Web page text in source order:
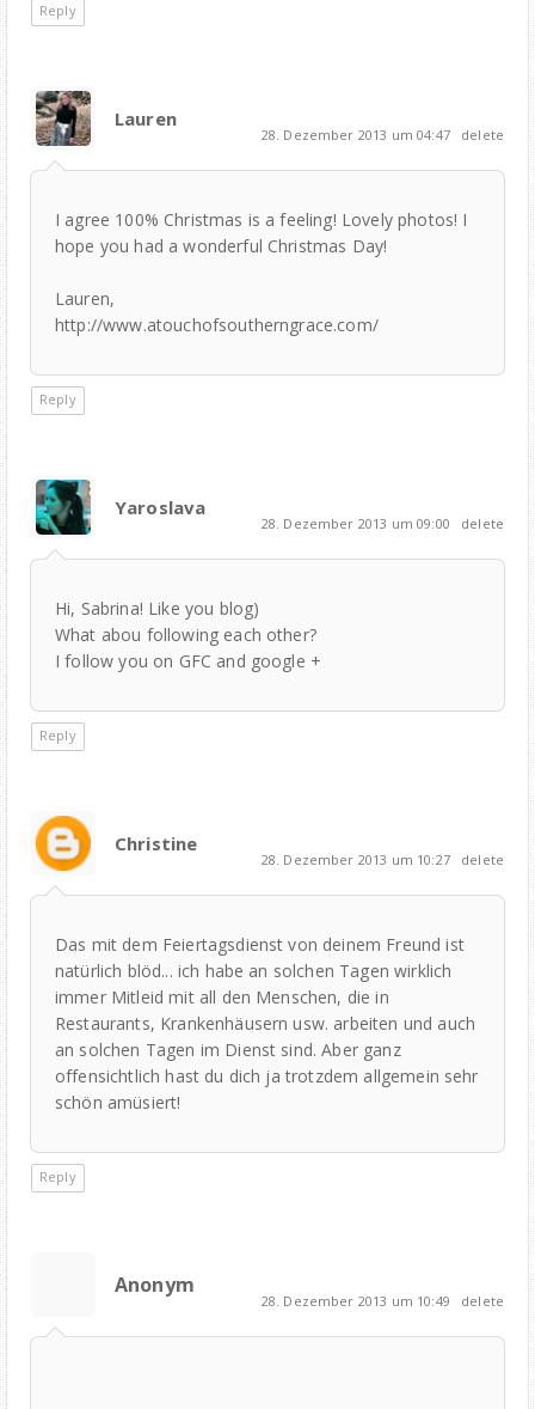
Reply
Lauren
28. Dezember 2013 um 04:47 delete
I agree 100% Christmas is a feeling! Lovely photos! I
hope you had a wonderful Christmas Day!
Lauren,
http://www.atouchofsoutherngrace.com/
Reply
Yaroslava
28. Dezember 2013 um 09:00 delete
Hi, Sabrina! Like you blog)
What abou following each other?
I follow you on GFC and google +
Reply
Christine
28. Dezember 2013 um 10:27 delete
Das mit dem Feiertagsdienst von deinem Freund ist
natürlich blöd... ich habe an solchen Tagen wirklich
immer Mitleid mit all den Menschen, die in
Restaurants, Krankenhäusern usw. arbeiten und auch
an solchen Tagen im Dienst sind. Aber ganz
offensichtlich hast du dich ja trotzdem allgemein sehr
schön amüsiert!
Reply
Anonym
28. Dezember 2013 um 10:49 delete